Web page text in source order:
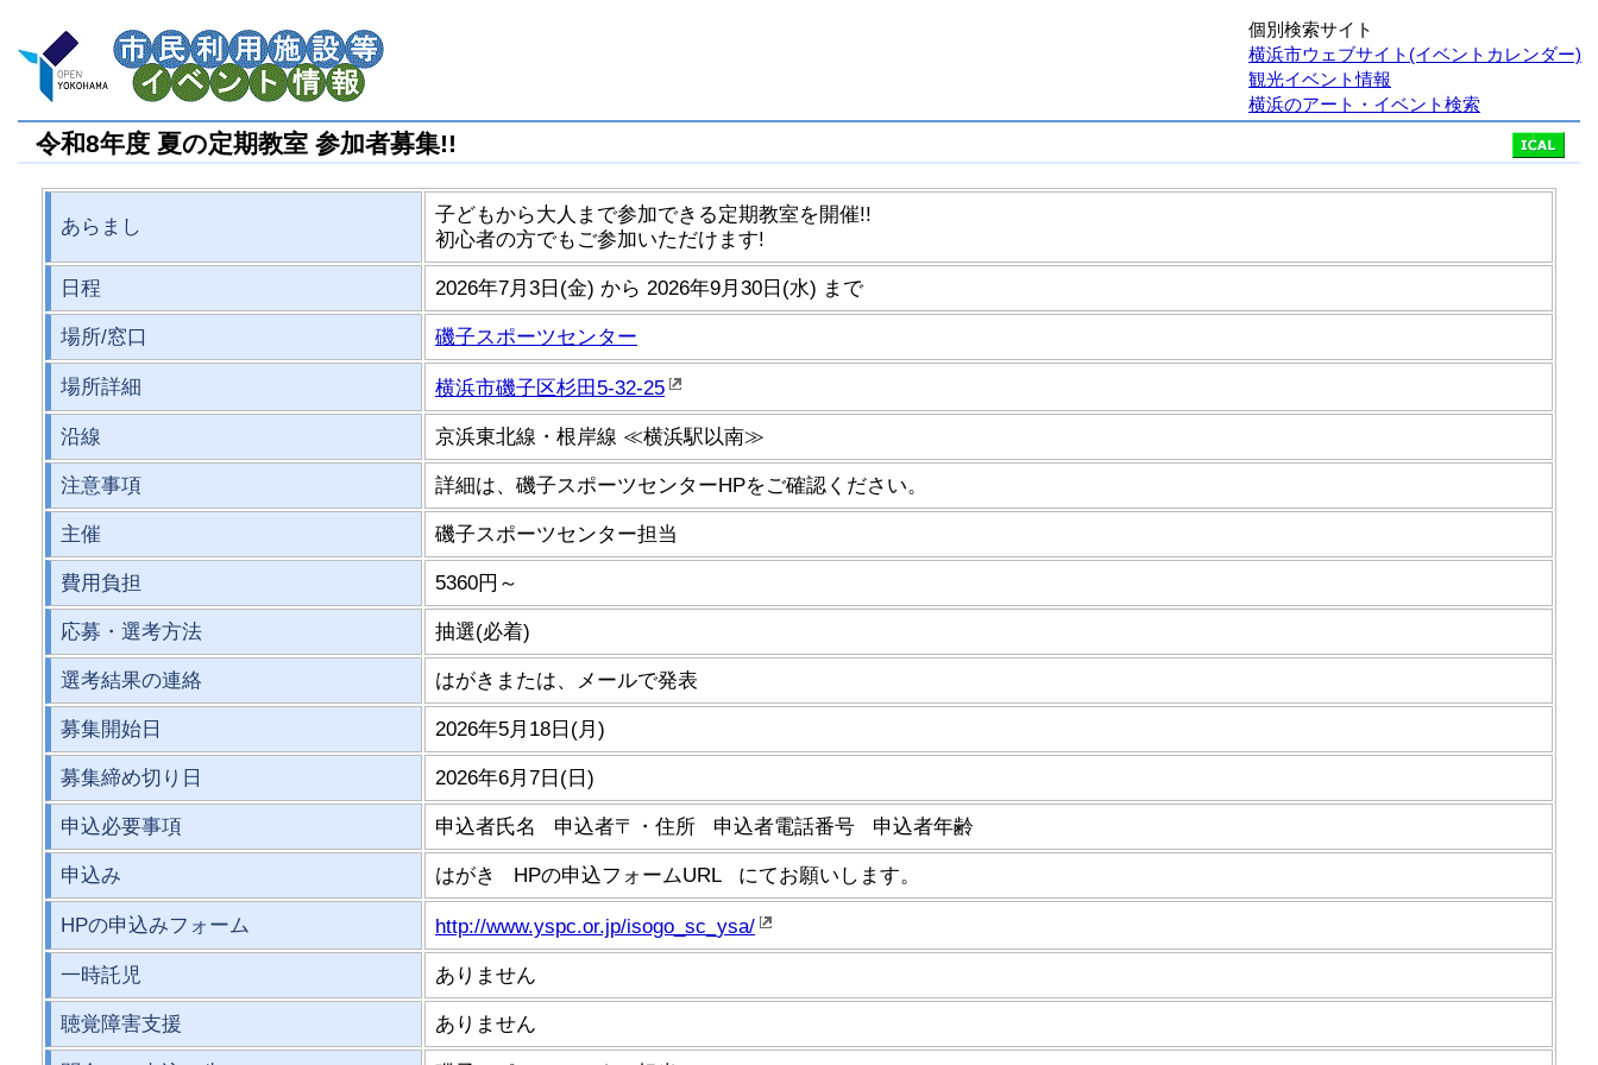
個別検索サイト
横浜市ウェブサイト(イベントカレンダー)
観光イベント情報
横浜のアート・イベント検索
令和8年度 夏の定期教室 参加者募集!!
あらまし
子どもから大人まで参加できる定期教室を開催!!
初心者の方でもご参加いただけます!
日程 2026年7月3日(金) から 2026年9月30日(水) まで
場所/窓口 磯子スポーツセンター
場所詳細 横浜市磯子区杉田5-32-25
沿線 京浜東北線・根岸線 ≪横浜駅以南≫
注意事項 詳細は、磯子スポーツセンターHPをご確認ください。
主催 磯子スポーツセンター担当
費用負担 5360円～
応募・選考方法 抽選(必着)
選考結果の連絡 はがきまたは、メールで発表
募集開始日 2026年5月18日(月)
募集締め切り日 2026年6月7日(日)
申込必要事項 申込者氏名 申込者〒・住所 申込者電話番号 申込者年齢
申込み はがき HPの申込フォームURL にてお願いします。
HPの申込みフォーム http://www.yspc.or.jp/isogo_sc_ysa/
一時託児 ありません
聴覚障害支援 ありません